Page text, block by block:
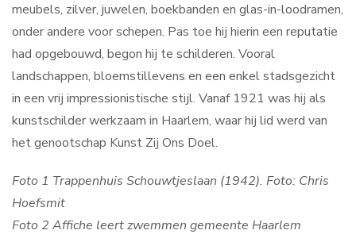
meubels, zilver, juwelen, boekbanden en glas-in-loodramen,
onder andere voor schepen. Pas toe hij hierin een reputatie
had opgebouwd, begon hij te schilderen. Vooral
landschappen, bloemstillevens en een enkel stadsgezicht
in een vrij impressionistische stijl. Vanaf 1921 was hij als
kunstschilder werkzaam in Haarlem, waar hij lid werd van
het genootschap Kunst Zij Ons Doel.
Foto 1 Trappenhuis Schouwtjeslaan (1942). Foto: Chris
Hoefsmit
Foto 2 Affiche leert zwemmen gemeente Haarlem